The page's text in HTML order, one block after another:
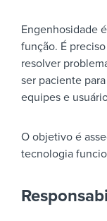
Engenhosidade
função. É
resolver
ser paciente
equipes e
O objetivo é
tecnologia